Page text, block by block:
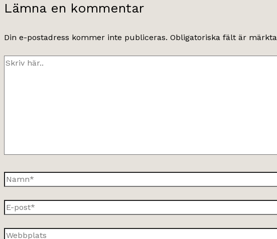
Lämna en kommentar
Din e-postadress kommer inte publiceras. Obligatoriska fält är märkta
Skriv
Namn*
E-
post*
Webbplats